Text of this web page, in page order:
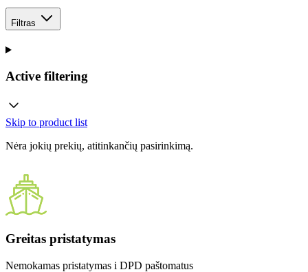
Filtras
Active filtering
Skip to product list
Nėra jokių prekių, atitinkančių pasirinkimą.
Greitas pristatymas
Nemokamas pristatymas i DPD paštomatus